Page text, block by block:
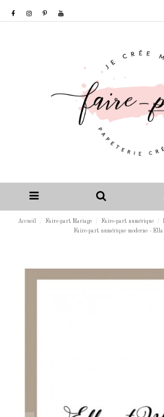
Accueil Faire-part Mariage Faire-part numérique
Faire-part numérique moderne - Ella